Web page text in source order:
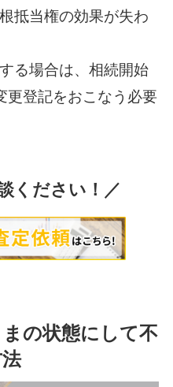
抵当権の効果が失わ
る場合は、相続開始
更登記をおこなう必要
ください！／
の状態にして不